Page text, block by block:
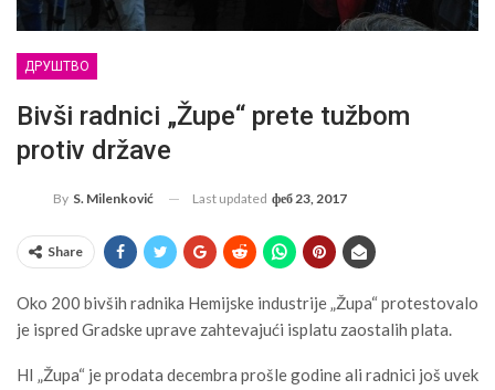
ДРУШТВО
Bivši radnici „Župe“ prete tužbom
protiv države
By S. Milenković Last updated феб 23, 2017
Share
Oko 200 bivših radnika Hemijske industrije „Župa“ protestovalo
je ispred Gradske uprave zahtevajući isplatu zaostalih plata.
HI „Župa“ je prodata decembra prošle godine ali radnici još uvek